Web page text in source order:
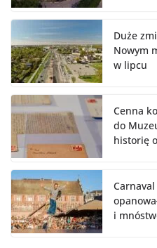
Duże
Nowym
w lipcu
Cenna
do
historię
i